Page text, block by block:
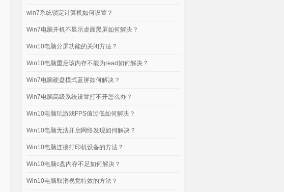
win7系统锁定计算机如何设置？
Win7电脑开机不显示桌面黑屏如何解决？
Win10电脑分屏功能的关闭方法？
Win10电脑重启该内存不能为read如何解决？
Win7电脑硬盘模式蓝屏如何解决？
Win7电脑高级系统设置打不开怎么办？
Win10电脑玩游戏FPS值过低如何解决？
Win10电脑无法开启网络发现如何解决？
Win10电脑连接打印机设备的方法？
Win10电脑c盘内存不足如何解决？
Win10电脑取消视觉特效的方法？